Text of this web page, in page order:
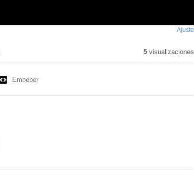
Ajuste
5visualizaciones
Embeber